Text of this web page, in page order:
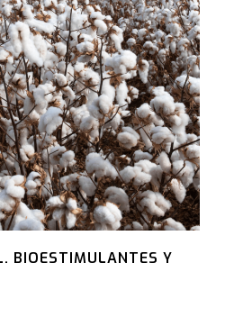
BIOESTIMULANTES Y